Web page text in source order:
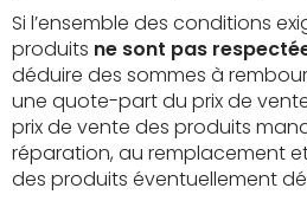
Si l’ensemble des conditions
produits ne sont pas
déduire des sommes à
une quote-part du prix de
prix de vente des produits
réparation, au remplacement
des produits éventuellement